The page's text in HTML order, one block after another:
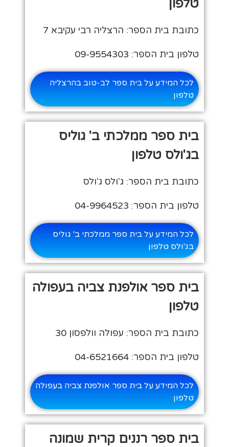
טלפון
כתובת בית הספר: הרצליה רבי עקיבא 7
טלפון בית הספר: 09-9554303
לכל המידע על בית ספר לב-טוב בהרצליה
טלפון
בית ספר ממלכתי ב' גוליס
בג'ולס טלפון
כתובת בית הספר: ג'ולס ג'ולס
טלפון בית הספר: 04-9964523
לכל המידע על בית ספר ממלכתי ב' גוליס
בג'ולס טלפון
בית ספר אולפנת צביה בעפולה
טלפון
כתובת בית הספר: עפולה וולפסון 30
טלפון בית הספר: 04-6521664
לכל המידע על בית ספר אולפנת צביה בעפולה
טלפון
בית ספר רננים קרית שמונה